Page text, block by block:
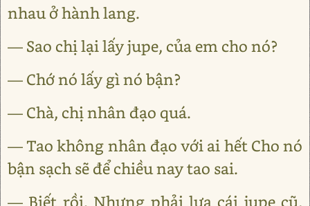
nhau ở hành lang.
— Sao chị lại lấy jupe, của em cho nó?
— Chớ nó lấy gì nó bận?
— Chà, chị nhân đạo quá.
— Tao không nhân đạo với ai hết Cho nó
bận sạch sẽ để chiều nay tao sai.
— Biết rồi. Nhưng phải lựa cái jupe cũ,